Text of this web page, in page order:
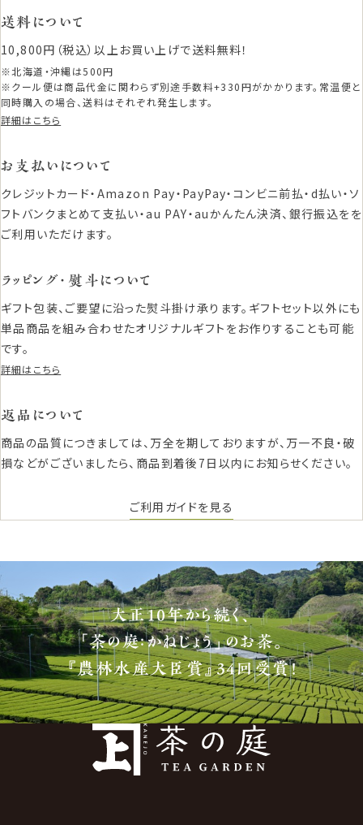
送料について
10,800円（税込）以上お買い上げで送料無料！
※北海道・沖縄は500円
※クール便は商品代金に関わらず別途手数料+330円がかかります。常温便と
同時購入の場合、送料はそれぞれ発生します。
詳細はこちら
お支払いについて
クレジットカード・Amazon Pay・PayPay・コンビニ前払・d払い・ソ
フトバンクまとめて支払い・au PAY・auかんたん決済、銀行振込をを
ご利用いただけます。
ラッピング・熨斗について
ギフト包装、ご要望に沿った熨斗掛け承ります。ギフトセット以外にも
単品商品を組み合わせたオリジナルギフトをお作りすることも可能
です。
詳細はこちら
返品について
商品の品質につきましては、万全を期しておりますが、万一不良・破
損などがございましたら、商品到着後7日以内にお知らせください。
ご利用ガイドを見る
大正10年から続く、
「茶の庭：かねじょう」のお茶。
『農林水産大臣賞』34回受賞！